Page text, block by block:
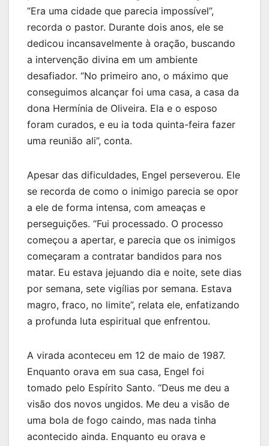
“Era uma cidade que parecia impossível”,
recorda o pastor. Durante dois anos, ele se
dedicou incansavelmente à oração, buscando
a intervenção divina em um ambiente
desafiador. “No primeiro ano, o máximo que
conseguimos alcançar foi uma casa, a casa da
dona Hermínia de Oliveira. Ela e o esposo
foram curados, e eu ia toda quinta-feira fazer
uma reunião ali”, conta.
Apesar das dificuldades, Engel perseverou. Ele
se recorda de como o inimigo parecia se opor
a ele de forma intensa, com ameaças e
perseguições. “Fui processado. O processo
começou a apertar, e parecia que os inimigos
começaram a contratar bandidos para nos
matar. Eu estava jejuando dia e noite, sete dias
por semana, sete vigílias por semana. Estava
magro, fraco, no limite”, relata ele, enfatizando
a profunda luta espiritual que enfrentou.
A virada aconteceu em 12 de maio de 1987.
Enquanto orava em sua casa, Engel foi
tomado pelo Espírito Santo. “Deus me deu a
visão dos novos ungidos. Me deu a visão de
uma bola de fogo caindo, mas nada tinha
acontecido ainda. Enquanto eu orava e